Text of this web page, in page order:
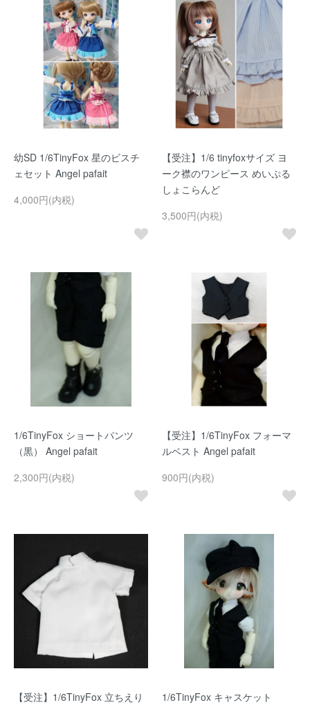
幼SD 1/6TinyFox 星のビスチ
ェセット Angel pafait
4,000円(内税)
【受注】1/6 tinyfoxサイズ ヨ
ーク襟のワンピース めいぷる
しょこらんど
3,500円(内税)
1/6TinyFox ショートパンツ
（黒） Angel pafait
2,300円(内税)
【受注】1/6TinyFox フォーマ
ルベスト Angel pafait
900円(内税)
【受注】1/6TinyFox 立ちえり
1/6TinyFox キャスケット